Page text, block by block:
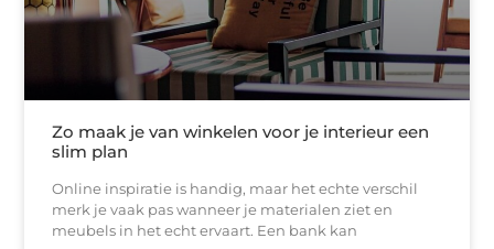
Zo maak je van winkelen voor je interieur een
slim plan
Online inspiratie is handig, maar het echte verschil
merk je vaak pas wanneer je materialen ziet en
meubels in het echt ervaart. Een bank kan